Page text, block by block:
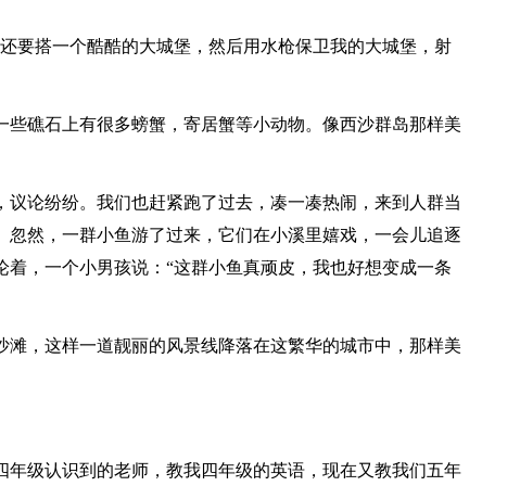
搭一个酷酷的大城堡，然后用水枪保卫我的大城堡，射
礁石上有很多螃蟹，寄居蟹等小动物。像西沙群岛那样美
论纷纷。我们也赶紧跑了过去，凑一凑热闹，来到人群当
然，一群小鱼游了过来，它们在小溪里嬉戏，一会儿追逐
，一个小男孩说：“这群小鱼真顽皮，我也好想变成一条
，这样一道靓丽的风景线降落在这繁华的城市中，那样美
级认识到的老师，教我四年级的英语，现在又教我们五年